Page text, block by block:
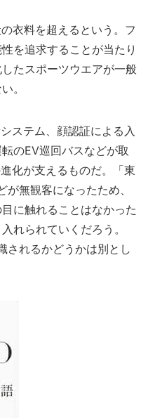
衣料を超えるという。フ
を追求することが当たり
たスポーツウエアが一般
。
ステム、顔認証による入
のEV巡回バスなどが取
化が支えるものだ。「東
無観客になったため、
に触れることはなかった
れられていくだろう。
されるかどうかは別とし